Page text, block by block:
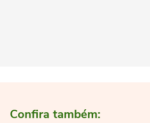
Confira também: